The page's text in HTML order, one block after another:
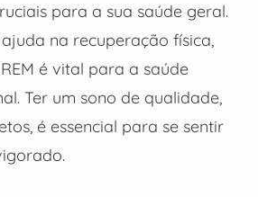
para a sua saúde geral.
na recuperação física,
é vital para a saúde
Ter um sono de qualidade,
é essencial para se sentir